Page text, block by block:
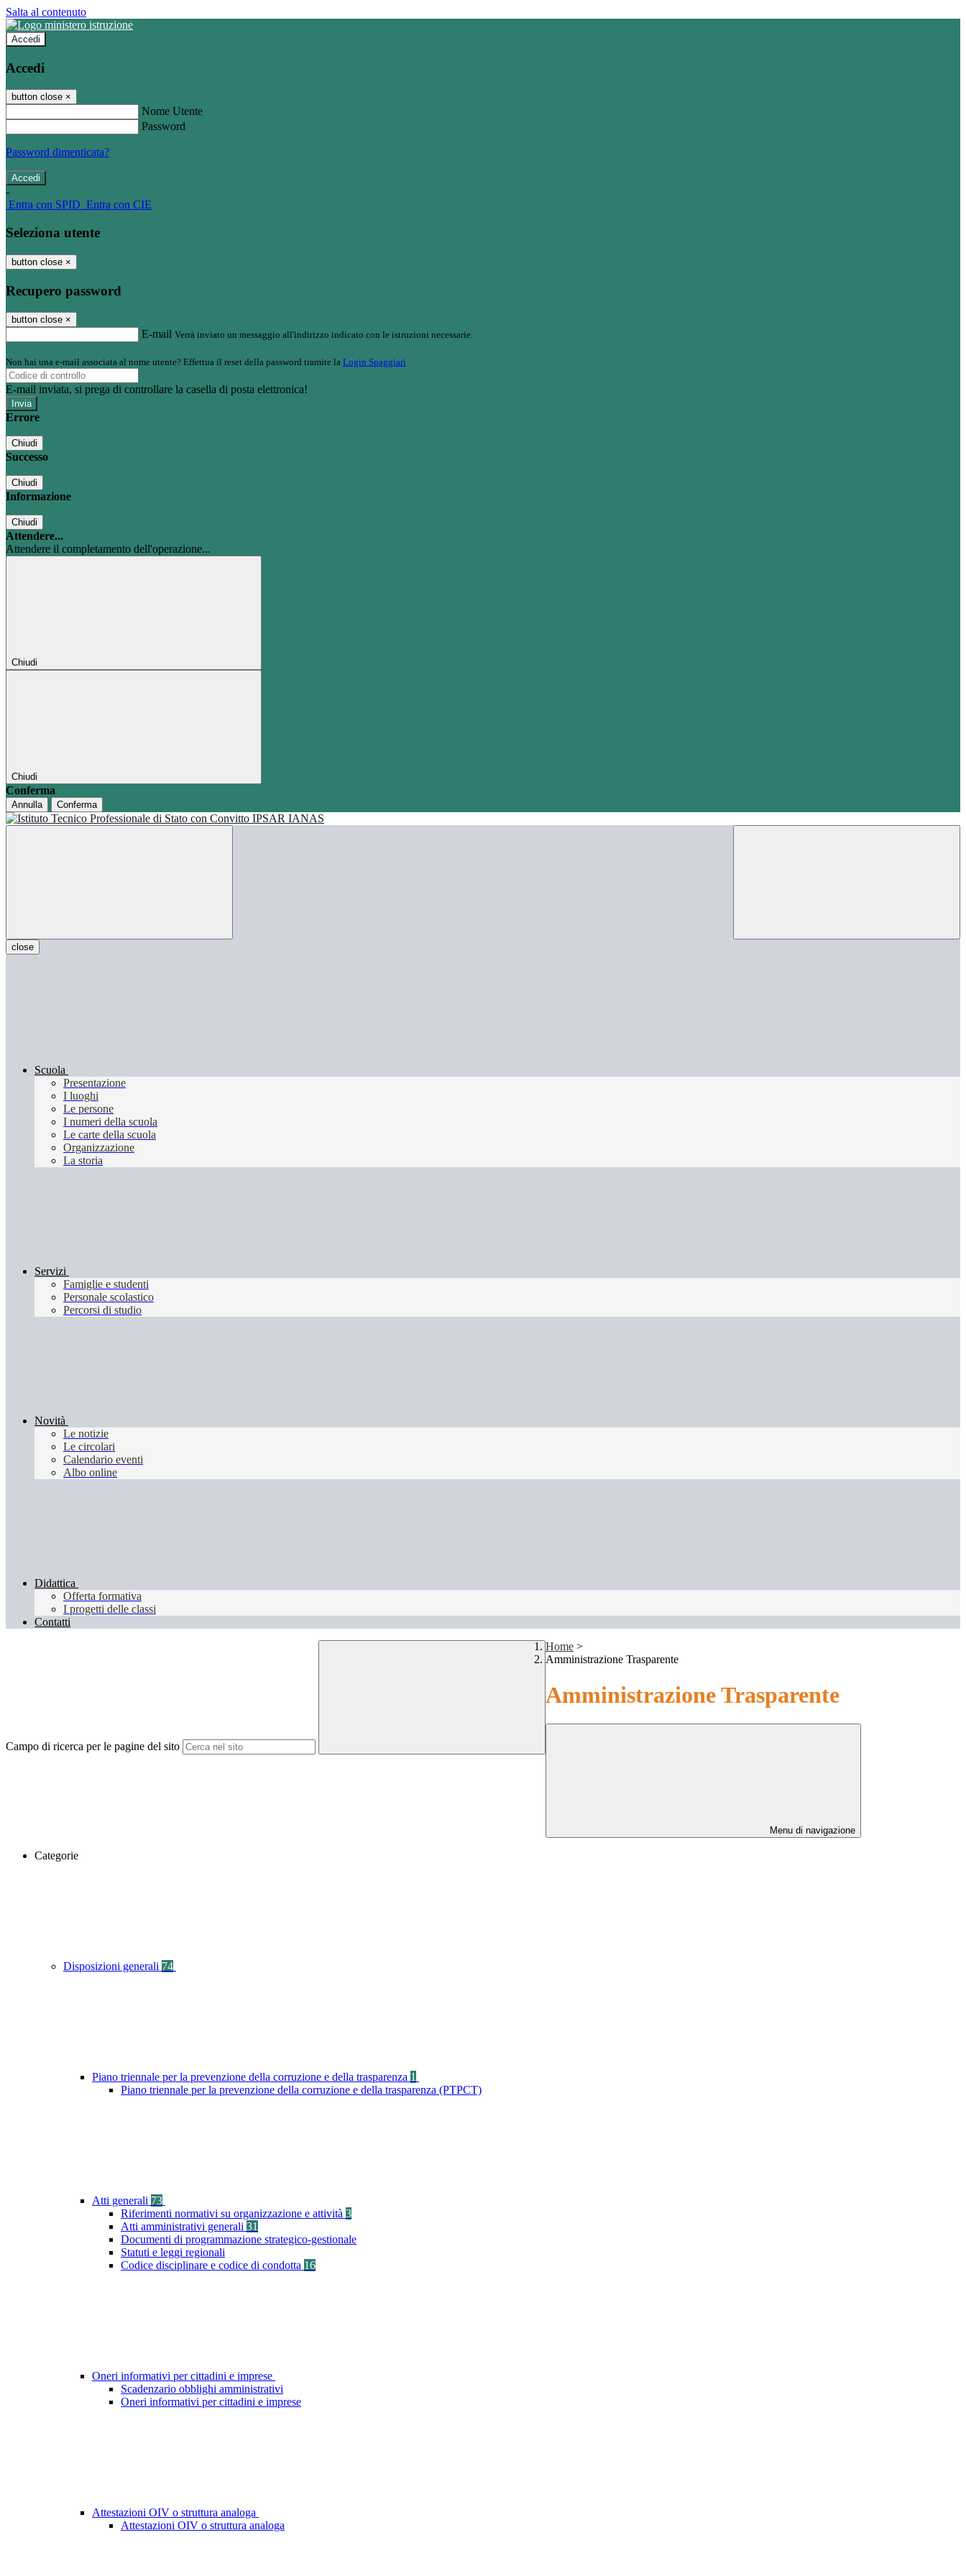
Salta al contenuto
Accedi
Accedi
button close ×
Nome Utente
Password
Password dimenticata?
-
Entra con SPID Entra con CIE
Seleziona utente
button close ×
Recupero password
button close ×
E-mail Verrà inviato un messaggio all'indirizzo indicato con le istruzioni necessarie.
Non hai una e-mail associata al nome utente? Effettua il reset della password tramite la Login Spaggiari
E-mail inviata, si prega di controllare la casella di posta elettronica!
Errore
Chiudi
Successo
Chiudi
Informazione
Chiudi
Attendere...
Attendere il completamento dell'operazione...
Chiudi
Chiudi
Conferma
Annulla Conferma
close
Scuola
Presentazione
I luoghi
Le persone
I numeri della scuola
Le carte della scuola
Organizzazione
La storia
Servizi
Famiglie e studenti
Personale scolastico
Percorsi di studio
Novità
Le notizie
Le circolari
Calendario eventi
Albo online
Didattica
Offerta formativa
I progetti delle classi
Contatti
Campo di ricerca per le pagine del sito
Home >
Amministrazione Trasparente
Amministrazione Trasparente
Menu di navigazione
Categorie
Disposizioni generali 74
Piano triennale per la prevenzione della corruzione e della trasparenza 1
Piano triennale per la prevenzione della corruzione e della trasparenza (PTPCT)
Atti generali 73
Riferimenti normativi su organizzazione e attività 3
Atti amministrativi generali 31
Documenti di programmazione strategico-gestionale
Statuti e leggi regionali
Codice disciplinare e codice di condotta 16
Oneri informativi per cittadini e imprese
Scadenzario obblighi amministrativi
Oneri informativi per cittadini e imprese
Attestazioni OIV o struttura analoga
Attestazioni OIV o struttura analoga